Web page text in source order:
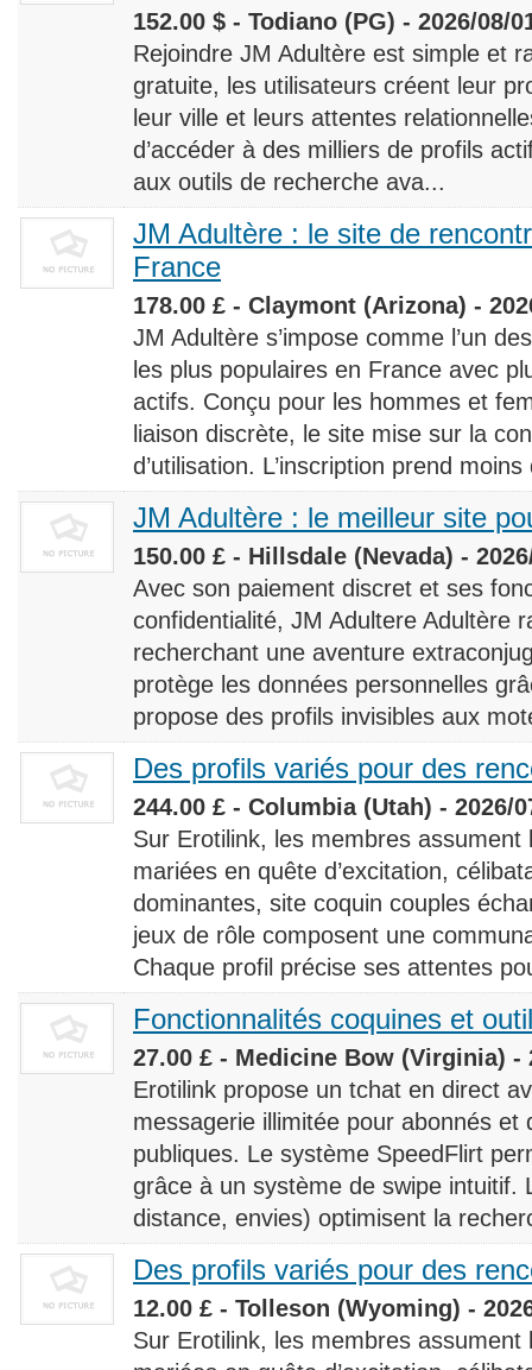
152.00 $ - Todiano (PG) - 2026/08/
Rejoindre JM Adultère est simple et
gratuite, les utilisateurs créent leur
leur ville et leurs attentes
d’accéder à des milliers de profils
aux outils de recherche ava...
JM Adultère : le site de
France
178.00 £ - Claymont (Arizona) -
JM Adultère s’impose comme l’un
les plus populaires en France avec
actifs. Conçu pour les hommes et
liaison discrète, le site mise sur la
d’utilisation. L’inscription prend
JM Adultère : le meilleur site
150.00 £ - Hillsdale (Nevada) -
Avec son paiement discret et ses
confidentialité, JM Adultere Adultère
recherchant une aventure
protège les données personnelles
propose des profils invisibles aux
Des profils variés pour des
244.00 £ - Columbia (Utah) - 2026/
Sur Erotilink, les membres
mariées en quête d’excitation,
dominantes, site coquin couples
jeux de rôle composent une
Chaque profil précise ses attentes
Fonctionnalités coquines et
27.00 £ - Medicine Bow (Virginia) -
Erotilink propose un tchat en direct
messagerie illimitée pour abonnés et
publiques. Le système SpeedFlirt
grâce à un système de swipe intuitif.
distance, envies) optimisent la
Des profils variés pour des
12.00 £ - Tolleson (Wyoming) -
Sur Erotilink, les membres